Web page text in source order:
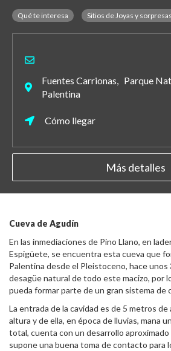
Qué te interesa Sitios de Joyas y sorpresas
Fuentes Carrionas, Parque
Palentina
Cómo llegar
Más detalles
Cueva de Agudín
En las inmediaciones de Pino Llano, en
Espigüete, se encuentra esta cueva que
Palentina desde el Pleistoceno, hace unos
desagüe natural de todo este macizo, por
pueda formar parte de un gran sistema de
La entrada de la cavidad es de 5 metros de
altura y de ella, en época de lluvias, mana
total, cuenta con un desarrollo
supone una buena toma de contacto para